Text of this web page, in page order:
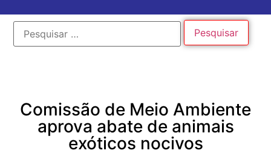
Comissão de Meio Ambiente
aprova abate de animais
exóticos nocivos